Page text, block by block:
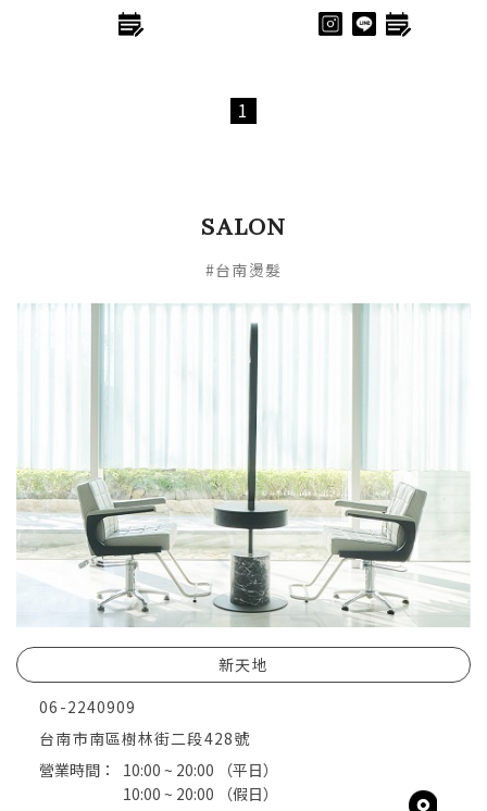
1
SALON
#台南燙髮
新天地
06-2240909
台南市南區樹林街二段428號
營業時間：
10:00 ~ 20:00
（平日）
10:00 ~ 20:00
（假日）